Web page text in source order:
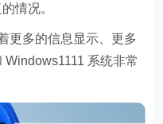
情况。
多的信息显示、更多
系统非常